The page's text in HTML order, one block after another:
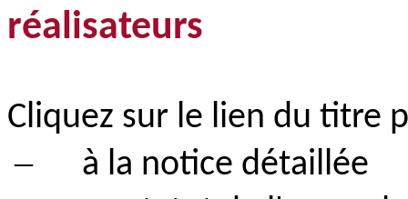
réalisateurs
Cliquez sur le lien du titre
– à la notice détaillée